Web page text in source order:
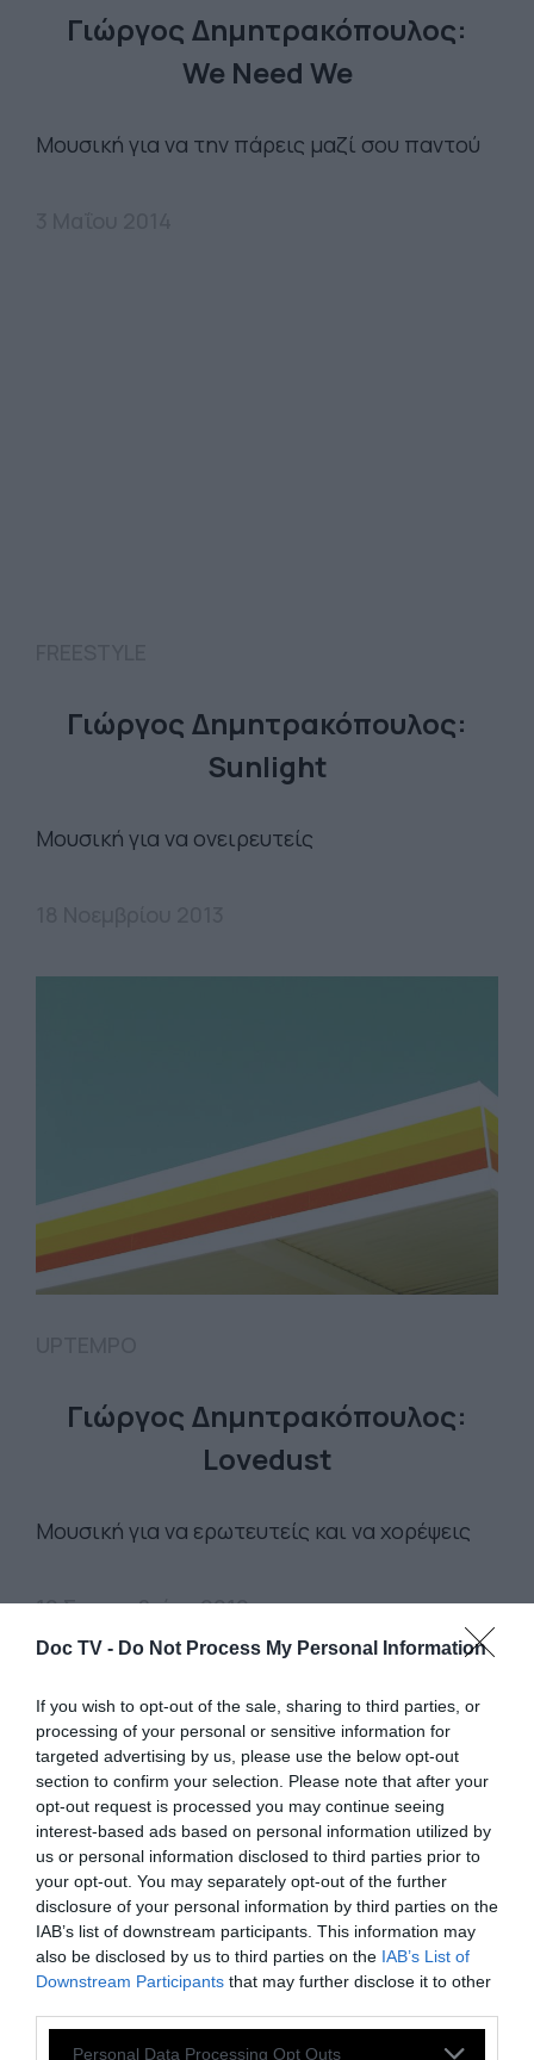
Doc TV - Do Not Process My Personal Information
If you wish to opt-out of the sale, sharing to third parties, or
processing of your personal or sensitive information for
targeted advertising by us, please use the below opt-out
section to confirm your selection. Please note that after your
opt-out request is processed you may continue seeing
interest-based ads based on personal information utilized by
us or personal information disclosed to third parties prior to
your opt-out. You may separately opt-out of the further
disclosure of your personal information by third parties on the
IAB’s list of downstream participants. This information may
also be disclosed by us to third parties on the IAB’s List of
Downstream Participants that may further disclose it to other
Personal Data Processing Opt Outs
Γιώργος Δημητρακόπουλος:
We Need We
Μουσική για να την πάρεις μαζί σου παντού
Γιώργος Δημητρακόπουλος:
Sunlight
Μουσική για να ονειρευτείς
Γιώργος Δημητρακόπουλος:
Lovedust
Μουσική για να ερωτευτείς και να χορέψεις
12 Σεπτεμβρίου 2012
UPTEMPO